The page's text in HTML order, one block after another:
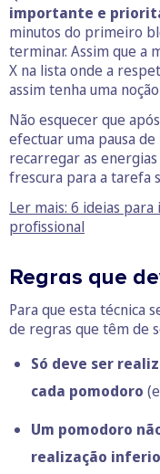
importante e
minutos do primeiro
terminar. Assim que a
X na lista onde a
assim tenha uma
Não esquecer que
efectuar uma pausa
recarregar as
frescura para a tarefa
Ler mais: 6 ideias
profissional
Regras que
Para que esta técnica
de regras que têm de
Só deve ser
cada pomodoro
Um pomodoro
realização